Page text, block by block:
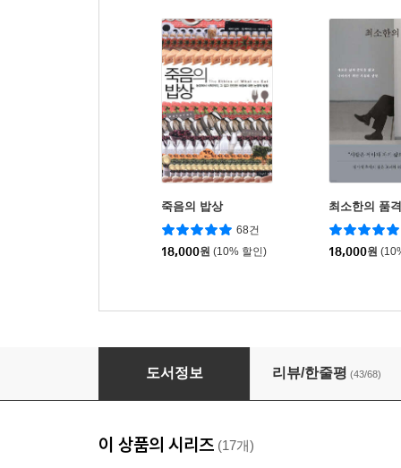
죽음의 밥상
68건
18,000원 (10% 할인)
최소한의 품격
18,000원
STEPHEN KING 스티븐 킹 10
도서정보 리뷰/한줄평 (43/68)
이 상품의 시리즈 (17개)